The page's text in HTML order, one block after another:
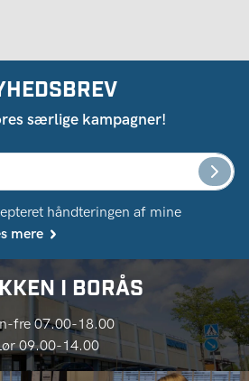
særlige kampagner!
håndteringen af ​​mine
mere
I BORÅS
fre 07.00-18.00
09.00-14.00